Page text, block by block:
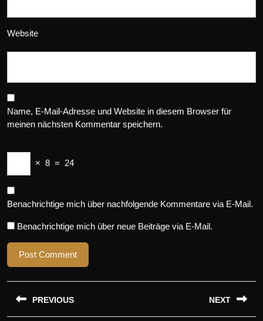
Website
Name, E-Mail-Adresse und Website in diesem Browser für
meinen nächsten Kommentar speichern.
× 8 = 24
Benachrichtige mich über nachfolgende Kommentare via E-Mail.
Benachrichtige mich über neue Beiträge via E-Mail.
Beitragsnavigation
PREVIOUS NEXT